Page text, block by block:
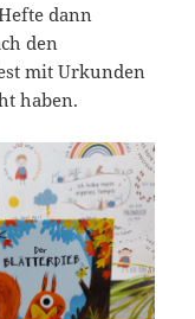
dann
den
mit Urkunden
haben.